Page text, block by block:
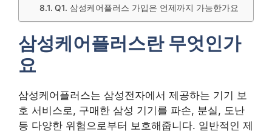
Q1. 삼성케어플러스 가입은 언제까지 가능한가요
삼성케어플러스란 무엇인가
요
삼성케어플러스는 삼성전자에서 제공하는 기기 보
호 서비스로, 구매한 삼성 기기를 파손, 분실, 도난
등 다양한 위험으로부터 보호해줍니다. 일반적인 제